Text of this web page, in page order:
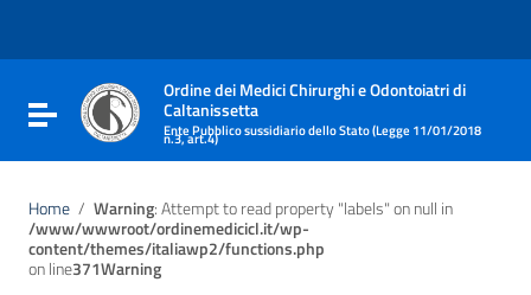
Vai al footer
Attiva / disattiva la navigazione
Ordine dei Medici Chirurghi e Odontoiatri di
Caltanissetta
Ente Pubblico sussidiario dello Stato (Legge 11/01/2018
n.3, art.4)
Home / Warning: Attempt to read property "labels" on null in
/www/wwwroot/ordinemedicicl.it/wp-
content/themes/italiawp2/functions.php
on line371Warning